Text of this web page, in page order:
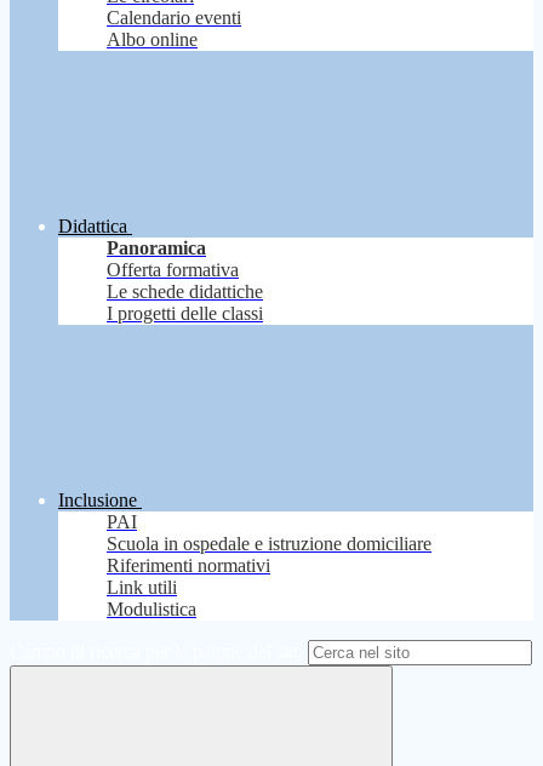
Calendario eventi
Albo online
Didattica
Panoramica
Offerta formativa
Le schede didattiche
I progetti delle classi
Inclusione
PAI
Scuola in ospedale e istruzione domiciliare
Riferimenti normativi
Link utili
Modulistica